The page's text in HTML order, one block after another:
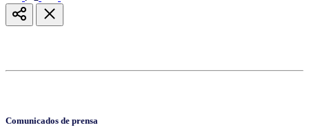
Comunicados de prensa